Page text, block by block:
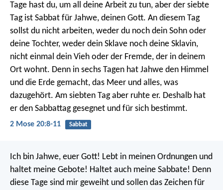
Tage hast du, um all deine Arbeit zu tun, aber der siebte
Tag ist Sabbat für Jahwe, deinen Gott. An diesem Tag
sollst du nicht arbeiten, weder du noch dein Sohn oder
deine Tochter, weder dein Sklave noch deine Sklavin,
nicht einmal dein Vieh oder der Fremde, der in deinem
Ort wohnt. Denn in sechs Tagen hat Jahwe den Himmel
und die Erde gemacht, das Meer und alles, was
dazugehört. Am siebten Tag aber ruhte er. Deshalb hat
er den Sabbattag gesegnet und für sich bestimmt.
2 Mose 20:8-11 Sabbat
Ich bin Jahwe, euer Gott! Lebt in meinen Ordnungen und
haltet meine Gebote! Haltet auch meine Sabbate! Denn
diese Tage sind mir geweiht und sollen das Zeichen für